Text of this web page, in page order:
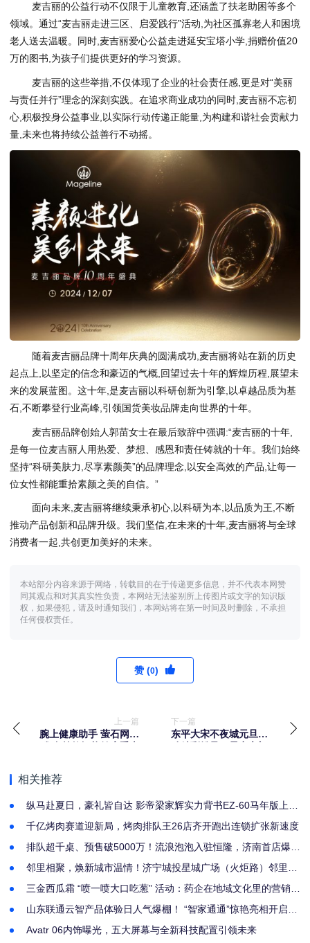
麦吉丽的公益行动不仅限于儿童教育,还涵盖了扶老助困等多个
领域。通过“麦吉丽走进三区、启爱践行”活动,为社区孤寡老人和困境
老人送去温暖。同时,麦吉丽爱心公益走进延安宝塔小学,捐赠价值20
万的图书,为孩子们提供更好的学习资源。
麦吉丽的这些举措,不仅体现了企业的社会责任感,更是对“美丽
与责任并行”理念的深刻实践。在追求商业成功的同时,麦吉丽不忘初
心,积极投身公益事业,以实际行动传递正能量,为构建和谐社会贡献力
量,未来也将持续公益善行不动摇。
随着麦吉丽品牌十周年庆典的圆满成功,麦吉丽将站在新的历史
起点上,以坚定的信念和豪迈的气概,回望过去十年的辉煌历程,展望未
来的发展蓝图。这十年,是麦吉丽以科研创新为引擎,以卓越品质为基
石,不断攀登行业高峰,引领国货美妆品牌走向世界的十年。
麦吉丽品牌创始人郭苗女士在最后致辞中强调:“麦吉丽的十年,
是每一位麦吉丽人用热爱、梦想、感恩和责任铸就的十年。我们始终
坚持“科研美肤力,尽享素颜美”的品牌理念,以安全高效的产品,让每一
位女性都能重拾素颜之美的自信。”
面向未来,麦吉丽将继续秉承初心,以科研为本,以品质为王,不断
推动产品创新和品牌升级。我们坚信,在未来的十年,麦吉丽将与全球
消费者一起,共创更加美好的未来。
本站部分内容来源于网络，转载目的在于传递更多信息，并不代表本网赞
同其观点和对其真实性负责，本网站无法鉴别所上传图片或文字的知识版
权，如果侵犯，请及时通知我们，本网站将在第一时间及时删除，不承担
任何侵权责任。
赞 (0)
上一篇
腕上健康助手 萤石网络
下一篇
东平大宋不夜城元旦活
相关推荐
纵马赴夏日，豪礼皆自达 影帝梁家辉实力背书EZ-60马年版上市
千亿烤肉赛道迎新局，烤肉排队王26店齐开跑出连锁扩张新速度
排队超千桌、预售破5000万！流浪泡泡入驻恒隆，济南首店爆
邻里相聚，焕新城市温情！济宁城投星城广场（火炬路）邻里生
三金西瓜霜 “喷一喷大口吃葱” 活动：药企在地域文化里的营销焕
山东联通云智产品体验日人气爆棚！ “智家通通”惊艳亮相开启智
Avatr 06内饰曝光，五大屏幕与全新科技配置引领未来